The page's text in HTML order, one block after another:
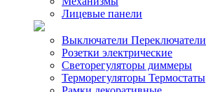
Лицевые панели
Выключатели
Розетки электрические
Светорегуляторы диммеры
Терморегуляторы Термостаты